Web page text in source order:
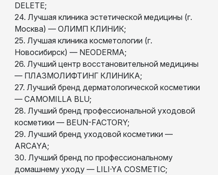
DELETE;
24. Лучшая клиника эстетической медицины (г.
Москва) — ОЛИМП КЛИНИК;
25. Лучшая клиника косметологии (г.
Новосибирск) — NEODERMA;
26. Лучший центр восстановительной медицины
— ПЛАЗМОЛИФТИНГ КЛИНИКА;
27. Лучший бренд дерматологической косметики
— CAMOMILLA BLU;
28. Лучший бренд профессиональной уходовой
косметики — BEUN-FACTORY;
29. Лучший бренд уходовой косметики —
ARCAYA;
30. Лучший бренд по профессиональному
домашнему уходу — LILI·YA COSMETIC;